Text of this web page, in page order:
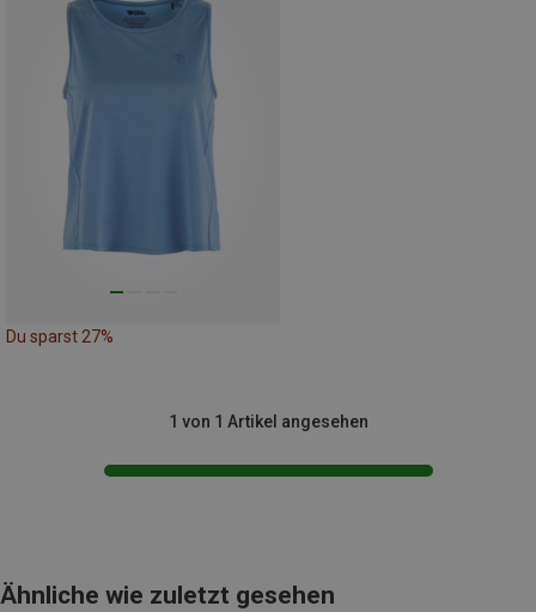
Du sparst 27%
1 von 1 Artikel angesehen
Ähnliche wie zuletzt gesehen